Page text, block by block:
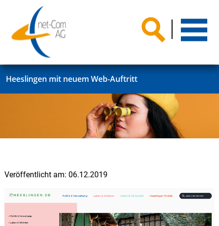
Heeslingen mit neuem Web-Auftritt
Veröffentlicht am: 06.12.2019